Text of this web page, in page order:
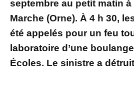
septembre au petit matin
Marche (Orne). À 4 h 30,
été appelés pour un feu
laboratoire d’une
Écoles. Le sinistre a